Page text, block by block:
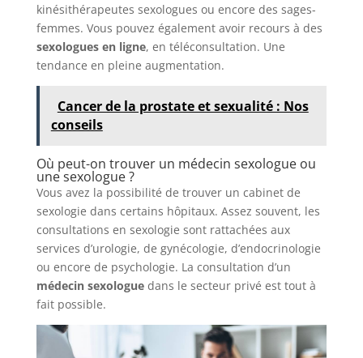
kinésithérapeutes sexologues ou encore des sages-
femmes. Vous pouvez également avoir recours à des
sexologues en ligne, en téléconsultation. Une
tendance en pleine augmentation.
Cancer de la prostate et sexualité : Nos
conseils
Où peut-on trouver un médecin sexologue ou
une sexologue ?
Vous avez la possibilité de trouver un cabinet de
sexologie dans certains hôpitaux. Assez souvent, les
consultations en sexologie sont rattachées aux
services d’urologie, de gynécologie, d’endocrinologie
ou encore de psychologie. La consultation d’un
médecin sexologuedans le secteur privé est tout à
fait possible.